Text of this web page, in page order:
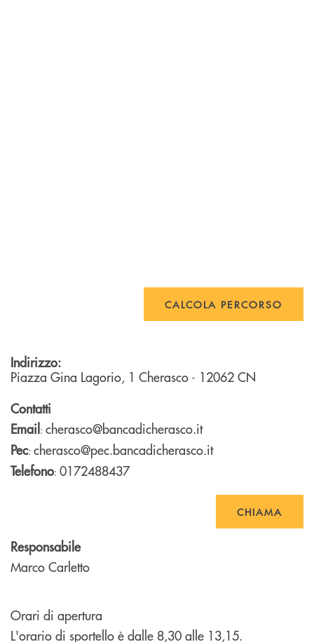
CALCOLA PERCORSO
Indirizzo:
Piazza Gina Lagorio, 1 Cherasco - 12062 CN
Contatti
Email: cherasco@bancadicherasco.it
Pec: cherasco@pec.bancadicherasco.it
Telefono: 0172488437
CHIAMA
Responsabile
Marco Carletto
Orari di apertura
L'orario di sportello è dalle 8,30 alle 13,15.